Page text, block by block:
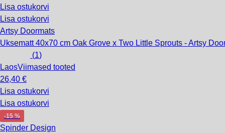
Lisa ostukorvi
Lisa ostukorvi
Artsy Doormats
Uksematt 40x70 cm Oak Grove x Two Little Sprouts - Artsy
(1)
LaosViimased tooted
26,40 €
Lisa ostukorvi
Lisa ostukorvi
-15 %
Spinder Design